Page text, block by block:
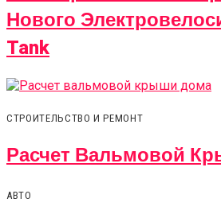
Нового
Tank
СТРОИТЕЛЬСТВО И РЕМОНТ
Расчет Вальмовой
АВТО